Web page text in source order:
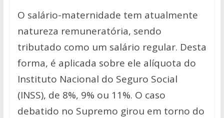
O salário-maternidade tem atualmente
natureza remuneratória, sendo
tributado como um salário regular. Desta
forma, é aplicada sobre ele alíquota do
Instituto Nacional do Seguro Social
(INSS), de 8%, 9% ou 11%. O caso
debatido no Supremo girou em torno do